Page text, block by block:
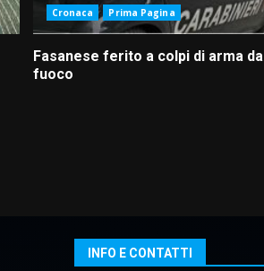
Cronaca Prima Pagina
Fasanese ferito a colpi di arma da
fuoco
INFO E CONTATTI